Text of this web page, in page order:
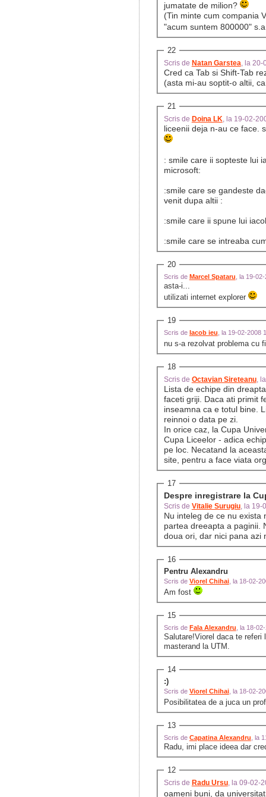
jumatate de milion?
(Tin minte cum compania
"acum suntem 800000"
22
Scris de Natan Garstea , la
Cred ca Tab si Shift-Tab
(asta mi-au soptit-o altii,
21
Scris de Doina LK , la 19-02-
liceenii deja n-au ce face.
: smile care ii sopteste lui
microsoft:
:smile care se gandeste
venit dupa altii :
:smile care ii spune lui
:smile care se intreaba
20
Scris de Marcel Spataru , la 19-
asta-i...
utilizati internet explorer
19
Scris de Iacob ieu , la 19-02-2008
nu s-a rezolvat problema cu
18
Scris de Octavian Sireteanu,
Lista de echipe din
faceti griji. Daca ati primit
inseamna ca e totul bine.
reinnoi o data pe zi.
In orice caz, la Cupa
Cupa Liceelor - adica
pe loc. Necatand la
site, pentru a face viata
17
Despre inregistrare la
Scris de Vitalie Surugiu, la 19-
Nu inteleg de ce nu exista
partea dreeapta a paginii.
doua ori, dar nici pana azi
16
Pentru Alexandru
Scris de Viorel Chihai, la 18-02-
Am fost
15
Scris de Fala Alexandru , la 18-
Salutare!Viorel daca te
masterand la UTM.
14
:)
Scris de Viorel Chihai, la 18-02-
Posibilitatea de a juca un
13
Scris de Capatina Alexandru , la
Radu, imi place ideea dar
12
Scris de Radu Ursu, la 09-02-
oameni buni, da